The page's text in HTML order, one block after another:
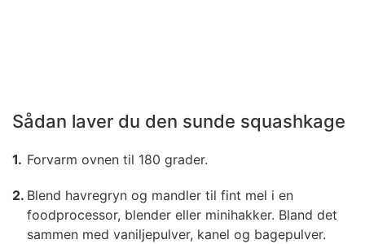
Sådan laver du den sunde squashkage
Forvarm ovnen til 180 grader.
Blend havregryn og mandler til fint mel i en
foodprocessor, blender eller minihakker. Bland det
sammen med vaniljepulver, kanel og bagepulver.